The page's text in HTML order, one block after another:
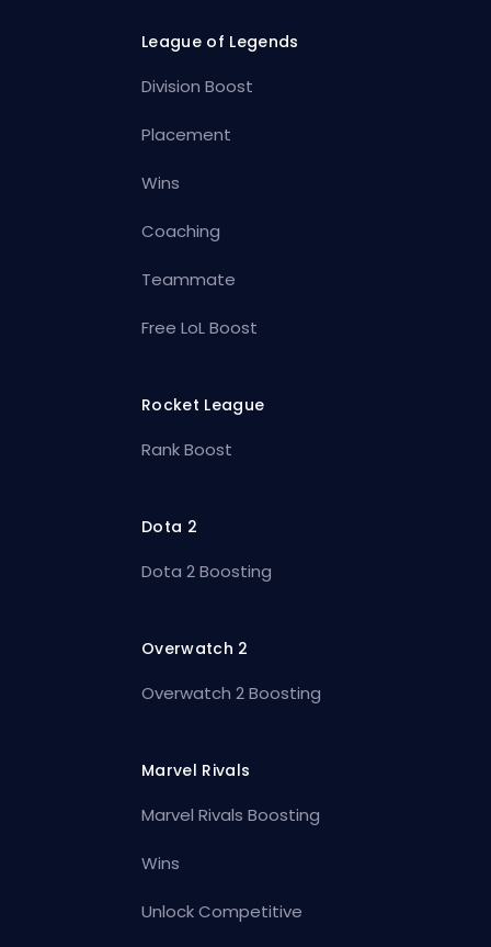
League of Legends
Division Boost
Placement
Wins
Coaching
Teammate
Free LoL Boost
Rocket League
Rank Boost
Dota 2
Dota 2 Boosting
Overwatch 2
Overwatch 2 Boosting
Marvel Rivals
Marvel Rivals Boosting
Wins
Unlock Competitive